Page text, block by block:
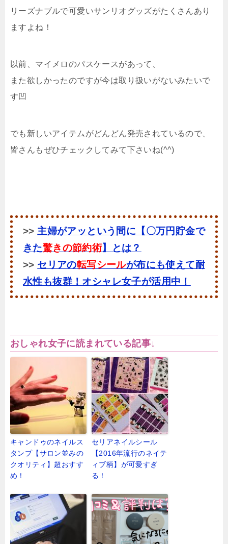
リーズナブルで可愛いサンリオグッズがたくさんあり
ますよね！
以前、マイメロのパスケースがあって、
また欲しかったのですが今は取り扱いがないみたいで
す凹
でも新しいアイテムがどんどん発売されているので、
皆さんもぜひチェックしてみて下さいね(^^)
>>主婦がアッという間に【〇万円貯金で
きた驚きの節約術】とは？
>> セリアの転写シールが布にも使えて耐
水性も抜群！オシャレ女子が活用中！
おしゃれ女子に読まれている記事↓
キャンドゥのネイルス
タンプ【サロン並みの
クオリティ】超おすす
め！
セリアネイルシール
【2016年流行のネイテ
ィブ柄】が可愛すぎ
る！